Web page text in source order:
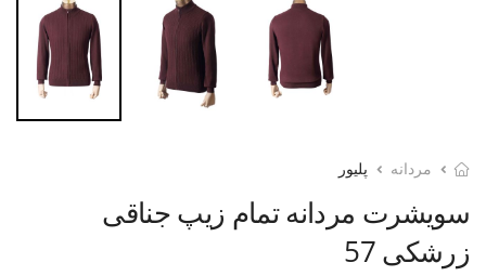
مردانه پلیور
سویشرت مردانه تمام زیپ جناقی
زرشکی 57